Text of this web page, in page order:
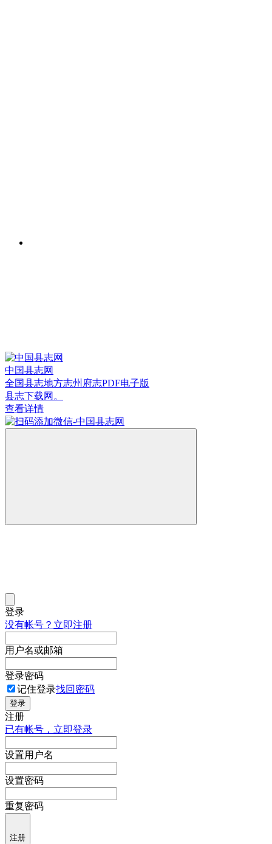
中国县志网
全国县志地方志州府志PDF电子版
县志下载网。
查看详情
登录
没有帐号？立即注册
用户名或邮箱
登录密码
记住登录找回密码
登录
注册
已有帐号，立即登录
设置用户名
设置密码
重复密码
注册